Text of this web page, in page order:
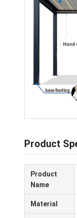
เกี่ยวกับเรา
การควบคุมคุณภ
ข่าว
พูดคุยกันตอนนี้
พอร์โกลาที่มีลวด
เปอร์โกล่าผ้าถอน
กันสาดพับเก็บได้
Product
Product
Name
Material